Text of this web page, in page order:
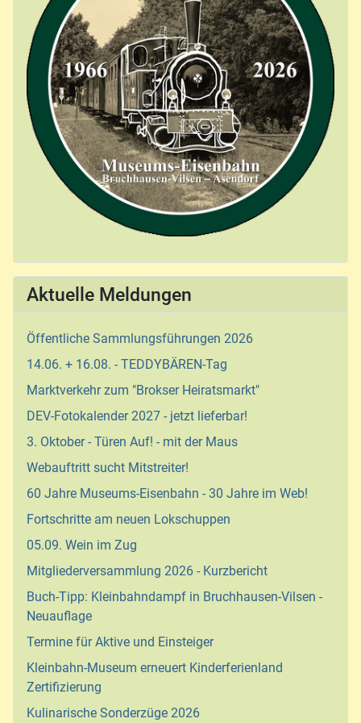
Aktuelle Meldungen
Öffentliche Sammlungsführungen 2026
14.06. + 16.08. - TEDDYBÄREN-Tag
Marktverkehr zum "Brokser Heiratsmarkt"
DEV-Fotokalender 2027 - jetzt lieferbar!
3. Oktober - Türen Auf! - mit der Maus
Webauftritt sucht Mitstreiter!
60 Jahre Museums-Eisenbahn - 30 Jahre im Web!
Fortschritte am neuen Lokschuppen
05.09. Wein im Zug
Mitgliederversammlung 2026 - Kurzbericht
Buch-Tipp: Kleinbahndampf in Bruchhausen-Vilsen -
Neuauflage
Termine für Aktive und Einsteiger
Kleinbahn-Museum erneuert Kinderferienland
Zertifizierung
Kulinarische Sonderzüge 2026